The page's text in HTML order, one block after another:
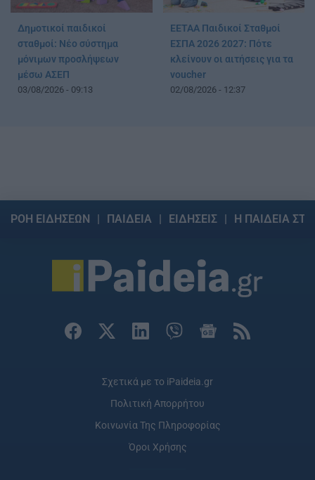
Δημοτικοί παιδικοί
σταθμοί: Νέο σύστημα
μόνιμων προσλήψεων
μέσω ΑΣΕΠ
03/08/2026 - 09:13
ΕΕΤΑΑ Παιδικοί Σταθμοί
ΕΣΠΑ 2026 2027: Πότε
κλείνουν οι αιτήσεις για τα
voucher
02/08/2026 - 12:37
ΡΟΗ ΕΙΔΗΣΕΩΝ ΠΑΙΔΕΙΑ ΕΙΔΗΣΕΙΣ Η ΠΑΙΔΕΙΑ
Σχετικά με το iPaideia.gr
Πολιτική Απορρήτου
Κοινωνία Της Πληροφορίας
Όροι Χρήσης